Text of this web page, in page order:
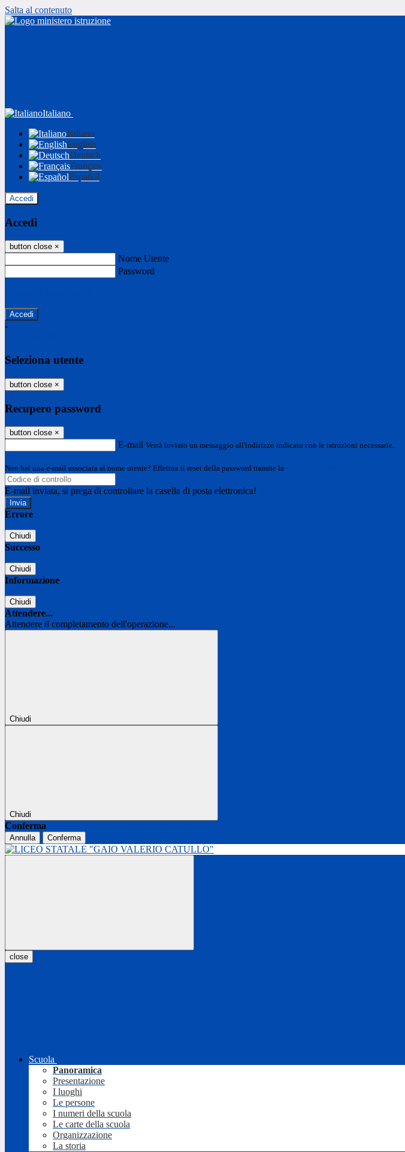
Salta al contenuto
Italiano
Italiano
English
Deutsch
Français
Español
Accedi
Accedi
button close ×
Nome Utente
Password
-
Seleziona utente
button close ×
Recupero password
button close ×
E-mail Verrà inviato un messaggio all'indirizzo indicato con le istruzioni necessarie.
Non hai una e-mail associata al nome utente? Effettua il reset della password tramite la
E-mail inviata, si prega di controllare la casella di posta elettronica!
Errore
Chiudi
Successo
Chiudi
Informazione
Chiudi
Attendere...
Attendere il completamento dell'operazione...
Chiudi
Chiudi
Conferma
Annulla Conferma
close
Scuola
Panoramica
Presentazione
I luoghi
Le persone
I numeri della scuola
Le carte della scuola
Organizzazione
La storia